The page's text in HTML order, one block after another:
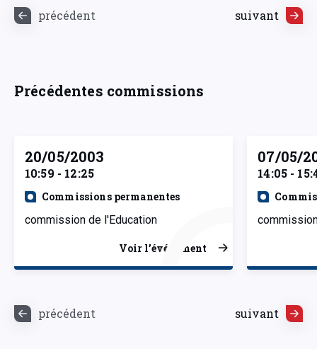
précédent suivant
Précédentes commissions
20/05/2003
10:59 - 12:25
Commissions permanentes
commission de l'Education
Voir l’événement
07/05/
14:05 -
précédent suivant